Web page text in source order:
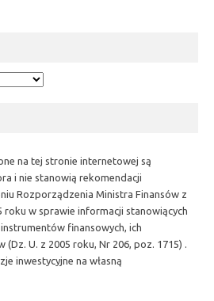
na tej stronie internetowej są
i nie stanowią rekomendacji
Rozporządzenia Ministra Finansów z
roku w sprawie informacji stanowiących
finansowych, ich
U. z 2005 roku, Nr 206, poz. 1715) .
inwestycyjne na własną